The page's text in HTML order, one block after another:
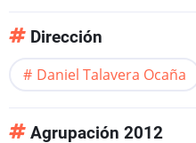
Dirección
Daniel Talavera Ocaña
Agrupación 2012